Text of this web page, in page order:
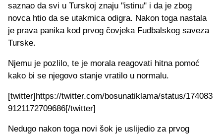
saznao da svi u Turskoj znaju "istinu" i da je zbog
novca htio da se utakmica odigra. Nakon toga nastala
je prava panika kod prvog čovjeka Fudbalskog saveza
Turske.
Njemu je pozlilo, te je morala reagovati hitna pomoć
kako bi se njegovo stanje vratilo u normalu.
[twitter]https://twitter.com/bosunatiklama/status/174083
9121172709686[/twitter]
Nedugo nakon toga novi šok je uslijedio za prvog